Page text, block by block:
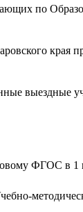
по
выездные
ФГОС в 1